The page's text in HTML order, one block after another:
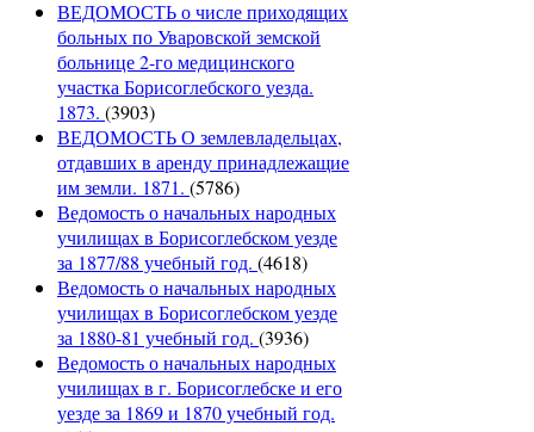
ВЕДОМОСТЬ о числе приходящих
больных по Уваровской земской
больнице 2-го медицинского
участка Борисоглебского уезда.
1873. (3903)
ВЕДОМОСТЬ О землевладельцах,
отдавших в аренду принадлежащие
им земли. 1871. (5786)
Ведомость о начальных народных
училищах в Борисоглебском уезде
за 1877/88 учебный год. (4618)
Ведомость о начальных народных
училищах в Борисоглебском уезде
за 1880-81 учебный год. (3936)
Ведомость о начальных народных
училищах в г. Борисоглебске и его
уезде за 1869 и 1870 учебный год.